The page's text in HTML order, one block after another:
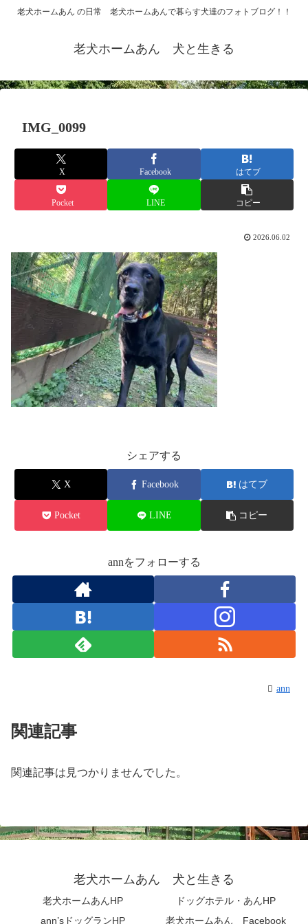
老犬ホームあん の日常 老犬ホームあんで暮らす犬達のフォトブログ！！
老犬ホームあん 犬と生きる
IMG_0099
X Facebook はてブ
Pocket LINE コピー
2026.06.02
シェアする
X Facebook はてブ
Pocket LINE コピー
annをフォローする
ann
関連記事
関連記事は見つかりませんでした。
老犬ホームあん 犬と生きる
老犬ホームあんHP
ドッグホテル・あんHP
ann’sドッグランHP
老犬ホームあん Facebook